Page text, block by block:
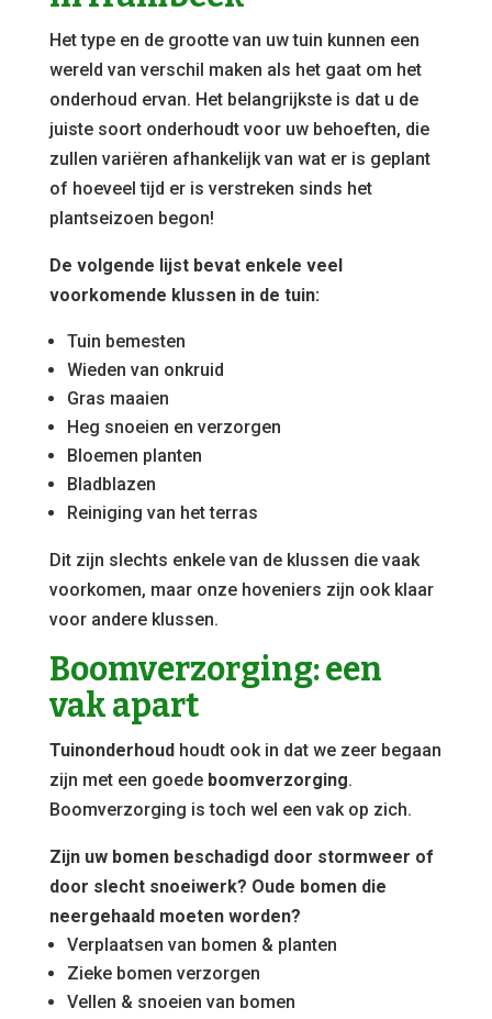
Het type en de grootte van uw tuin kunnen een
wereld van verschil maken als het gaat om het
onderhoud ervan. Het belangrijkste is dat u de
juiste soort onderhoudt voor uw behoeften, die
zullen variëren afhankelijk van wat er is geplant
of hoeveel tijd er is verstreken sinds het
plantseizoen begon!
De volgende lijst bevat enkele veel
voorkomende klussen in de tuin:
Tuin bemesten
Wieden van onkruid
Gras maaien
Heg snoeien en verzorgen
Bloemen planten
Bladblazen
Reiniging van het terras
Dit zijn slechts enkele van de klussen die vaak
voorkomen, maar onze hoveniers zijn ook klaar
voor andere klussen.
Boomverzorging: een
vak apart
Tuinonderhoudhoudt ook in dat we zeer begaan
zijn met een goede boomverzorging.
Boomverzorging is toch wel een vak op zich.
Zijn uw bomen beschadigd door stormweer of
door slecht snoeiwerk? Oude bomen die
neergehaald moeten worden?
Verplaatsen van bomen & planten
Zieke bomen verzorgen
Vellen & snoeien van bomen